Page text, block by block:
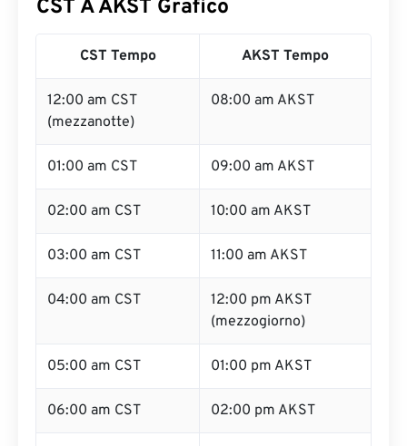
CST A AKST Grafico
CST Tempo AKST Tempo
12:00 am CST
(mezzanotte)
08:00 am AKST
01:00 am CST 09:00 am AKST
02:00 am CST 10:00 am AKST
03:00 am CST 11:00 am AKST
04:00 am CST
12:00 pm AKST
(mezzogiorno)
05:00 am CST 01:00 pm AKST
06:00 am CST 02:00 pm AKST